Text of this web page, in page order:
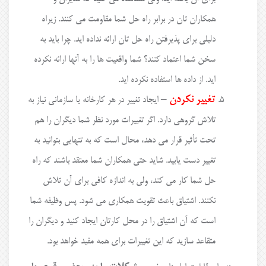
همکاران تان در برابر راه حل شما مقاومت می کنند. زیراه
دلیلی برای پذیرفتن راه حل تان ارائه نداده اید. چرا باید به
سخن شما اعتماد کنند؟ شما واقعیت ها را به آنها ارائه نکرده
اید. از داده ها استفاده نکرده اید.
تغییر نکردن – ایجاد تغییر در هر کارخانه یا سازمانی نیاز به
تلاش گروهی دارد. اگر تغییرات مورد نظر شما دیگران را هم
تحت تأثیر قرار می دهد، محال است که به تنهایی بتوانید به
تغییر دست یابید. شاید حتی همکاران شما معتقد باشند که راه
حل شما کار می کند، ولی به اندازه کافی برای آن تلاش
نکنند. اشتیاق باعث تقویت همکاری می شود. پس وظیفه شما
است که آن اشتیاق را در محل کارتان ایجاد کنید و دیگران را
متقاعد سازید که این تغییرات برای همه مفید خواهد بود.